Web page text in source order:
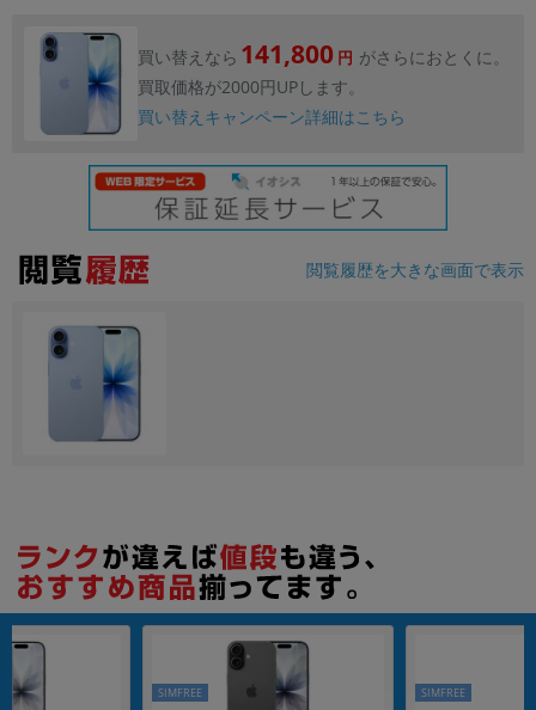
買い替えなら 141,800 円 がさらにおとくに。
買取価格が2000円UPします。
買い替えキャンペーン詳細はこちら
閲覧履歴を大きな画面で表示
SIMFREE SIMFREE
発売日
年
各項目のチェックボックスは「or検索」となります。
ただし機能別のみ「and検索」となります。